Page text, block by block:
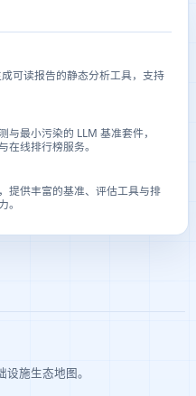
成可读报告的静态分析工具，支持
最小污染的 LLM 基准套件，
在线排行榜服务。
提供丰富的基准、评估工具与排
。
施生态地图。